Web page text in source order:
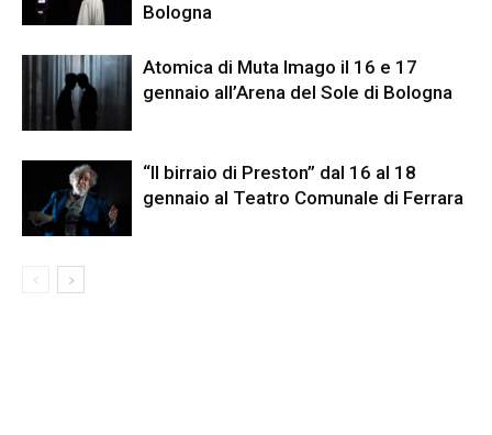
Bologna
Atomica di Muta Imago il 16 e 17
gennaio all’Arena del Sole di Bologna
“Il birraio di Preston” dal 16 al 18
gennaio al Teatro Comunale di Ferrara